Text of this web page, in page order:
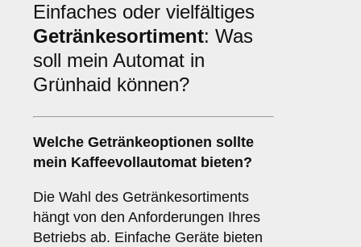
Einfaches oder vielfältiges
Getränkesortiment: Was
soll mein Automat in
Grünhaid können?
Welche Getränkeoptionen sollte
mein Kaffeevollautomat bieten?
Die Wahl des Getränkesortiments
hängt von den Anforderungen Ihres
Betriebs ab. Einfache Geräte bieten